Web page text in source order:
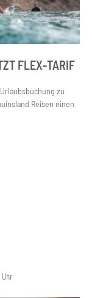
FLEX-TARIF
zu
Reisen einen
Uhr